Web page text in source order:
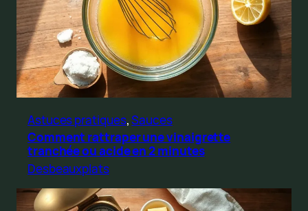
Astuces pratiques, Sauces
Comment rattraper une vinaigrette
tranchée ou acide en 2 minutes
Desbeauxplats